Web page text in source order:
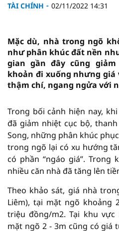
TÀI CHÍNH 02/11/2022 14:31
Mặc dù, nhà trong ngõ
như phân khúc đất nền
gian gần đây cũng
khoản đi xuống nhưng
thậm chí, ngang ngửa với
Trong bối cảnh hiện nay,
đã giảm nhiệt cục bộ,
Song, những phân khúc
trong ngõ lại có xu hướng
có phần “ngáo giá”.
nhiều căn nhà đã tăng lên
Theo khảo sát, giá nhà
Liêm), tại mặt ngõ khoảng
triệu đồng/m2. Tại khu
mặt ngõ 2 - 3m cũng có giá